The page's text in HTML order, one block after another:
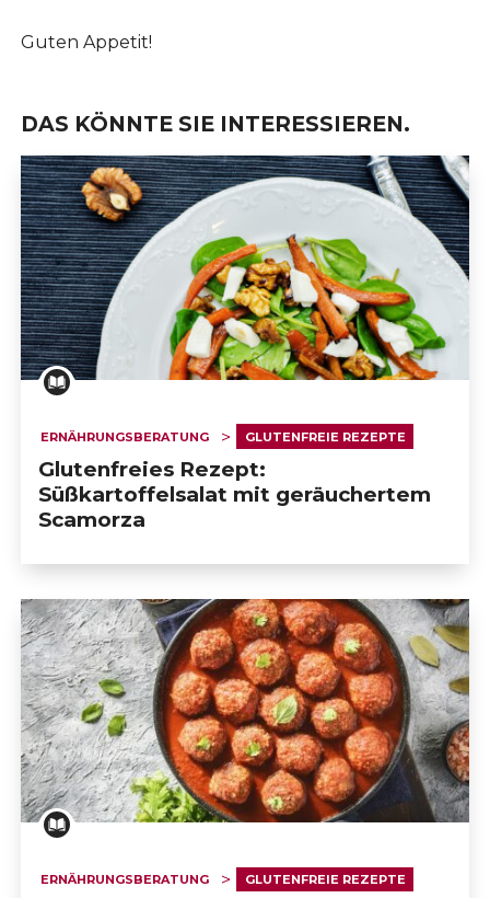
Guten Appetit!
DAS KÖNNTE SIE INTERESSIEREN.
ERNÄHRUNGSBERATUNG GLUTENFREIE REZEPTE
Glutenfreies Rezept:
Süßkartoffelsalat mit geräuchertem
Scamorza
ERNÄHRUNGSBERATUNG GLUTENFREIE REZEPTE